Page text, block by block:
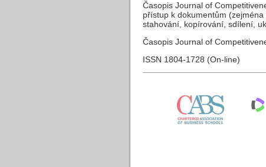
Časopis Journal of
přístup k dokumentům
stahování, kopírování, sdílení,
Časopis Journal of
ISSN 1804-1728 (On-line)